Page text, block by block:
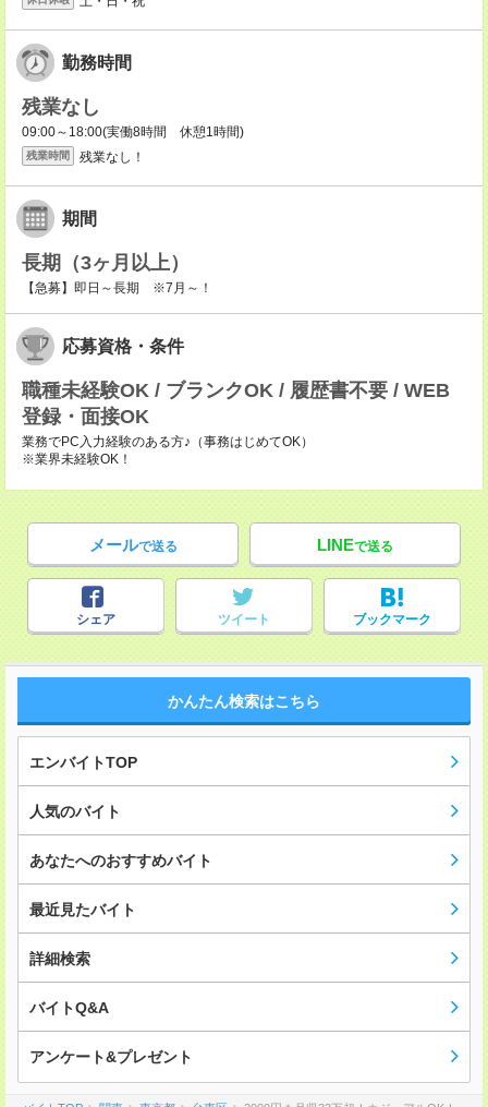
勤務時間
残業なし
09:00～18:00(実働8時間 休憩1時間)
残業時間 残業なし！
期間
長期（3ヶ月以上）
【急募】即日～長期 ※7月～！
応募資格・条件
職種未経験OK / ブランクOK / 履歴書不要 / WEB
登録・面接OK
業務でPC入力経験のある方♪（事務はじめてOK）
※業界未経験OK！
メールで送る LINEで送る
シェア ツイート ブックマーク
かんたん検索はこちら
エンバイトTOP
人気のバイト
あなたへのおすすめバイト
最近見たバイト
詳細検索
バイトQ&A
アンケート&プレゼント